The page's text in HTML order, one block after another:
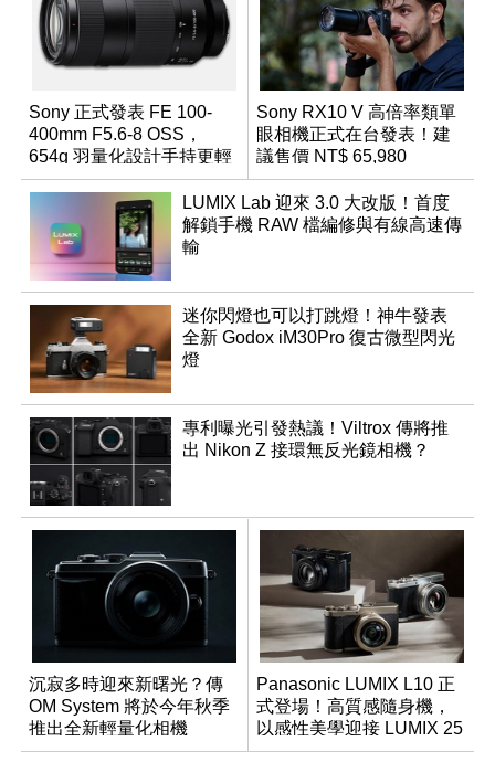
Sony 正式發表 FE 100-
400mm F5.6-8 OSS，
654g 羽量化設計手持更輕
鬆
Sony RX10 V 高倍率類單
眼相機正式在台發表！建
議售價 NT$ 65,980
LUMIX Lab 迎來 3.0 大改版！首度
解鎖手機 RAW 檔編修與有線高速傳
輸
迷你閃燈也可以打跳燈！神牛發表
全新 Godox iM30Pro 復古微型閃光
燈
專利曝光引發熱議！Viltrox 傳將推
出 Nikon Z 接環無反光鏡相機？
沉寂多時迎來新曙光？傳
OM System 將於今年秋季
推出全新輕量化相機
Panasonic LUMIX L10 正
式登場！高質感隨身機，
以感性美學迎接 LUMIX 25
週年